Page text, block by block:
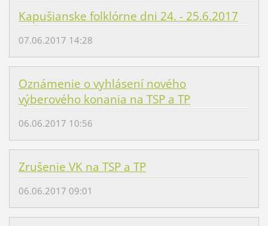
Kapušianske folklórne dni 24. - 25.6.2017
07.06.2017 14:28
Oznámenie o vyhlásení nového
výberového konania na TSP a TP
06.06.2017 10:56
Zrušenie VK na TSP a TP
06.06.2017 09:01